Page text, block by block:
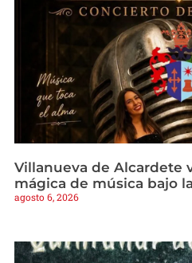
Villanueva de Alcardete
mágica de música bajo
agosto 6, 2026